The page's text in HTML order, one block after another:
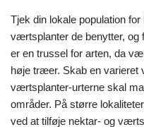
Tjek din lokale population
værtsplanter de benytter, og
er en trussel for arten, da
høje træer. Skab en varieret
værtsplanter-urterne skal
områder. På større
ved at tilføje nektar- og